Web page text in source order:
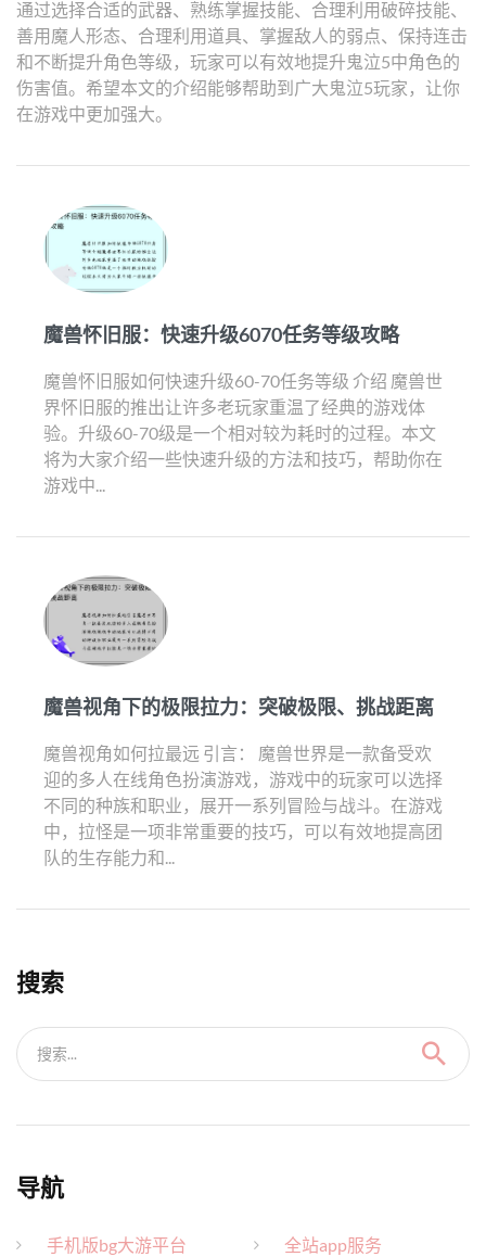
通过选择合适的武器、熟练掌握技能、合理利用破碎技能、
善用魔人形态、合理利用道具、掌握敌人的弱点、保持连击
和不断提升角色等级，玩家可以有效地提升鬼泣5中角色的
伤害值。希望本文的介绍能够帮助到广大鬼泣5玩家，让你
在游戏中更加强大。
魔兽怀旧服：快速升级6070任务等级攻略
魔兽怀旧服如何快速升级60-70任务等级 介绍 魔兽世
界怀旧服的推出让许多老玩家重温了经典的游戏体
验。升级60-70级是一个相对较为耗时的过程。本文
将为大家介绍一些快速升级的方法和技巧，帮助你在
游戏中...
魔兽视角下的极限拉力：突破极限、挑战距离
魔兽视角如何拉最远 引言： 魔兽世界是一款备受欢
迎的多人在线角色扮演游戏，游戏中的玩家可以选择
不同的种族和职业，展开一系列冒险与战斗。在游戏
中，拉怪是一项非常重要的技巧，可以有效地提高团
队的生存能力和...
搜索
搜索...
导航
手机版bg大游平台
全站app服务